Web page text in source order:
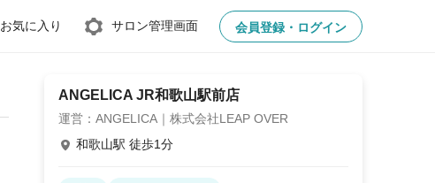
お気に入り サロン管理画面 会員登録・ログイン
ANGELICA JR和歌山駅前店
運営：ANGELICA｜株式会社LEAP OVER
和歌山駅 徒歩1分